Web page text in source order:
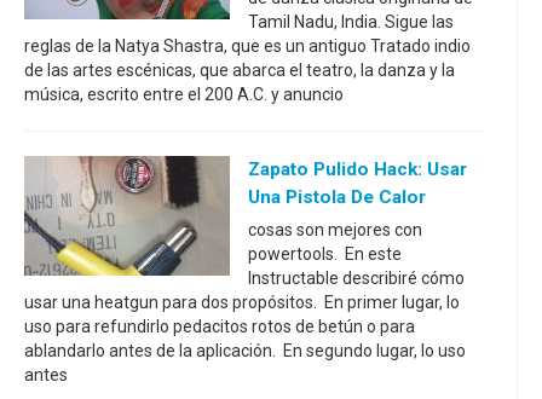
Tamil Nadu, India. Sigue las
reglas de la Natya Shastra, que es un antiguo Tratado indio
de las artes escénicas, que abarca el teatro, la danza y la
música, escrito entre el 200 A.C. y anuncio
Zapato Pulido Hack: Usar
Una Pistola De Calor
cosas son mejores con
powertools. En este
Instructable describiré cómo
usar una heatgun para dos propósitos. En primer lugar, lo
uso para refundirlo pedacitos rotos de betún o para
ablandarlo antes de la aplicación. En segundo lugar, lo uso
antes